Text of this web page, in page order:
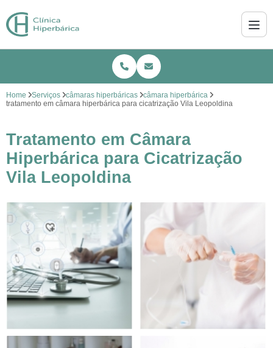
Home Serviços câmaras hiperbáricas
câmara hiperbárica
tratamento em câmara hiperbárica para cicatrização Vila Leopoldina
Tratamento em Câmara
Hiperbárica para Cicatrização
Vila Leopoldina